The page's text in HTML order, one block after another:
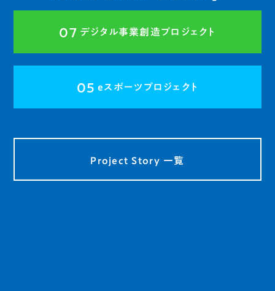
05 eスポーツプロジェクト
07 デジタル事業創造プロジェクト
Project Story 一覧